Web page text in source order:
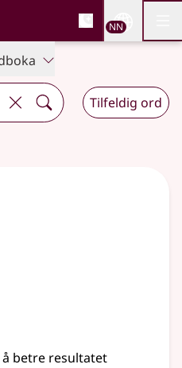
og
NN
Tilfeldig ord
tilgjengelege
betre resultatet